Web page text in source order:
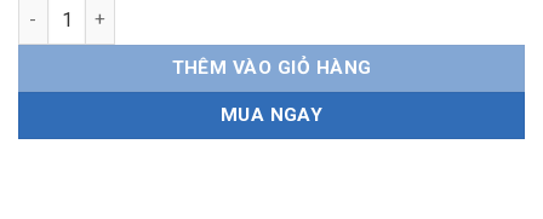
Gạt mưa 5 khúc Hyundai Creta chính hãng số lượng
THÊM VÀO GIỎ HÀNG
MUA NGAY